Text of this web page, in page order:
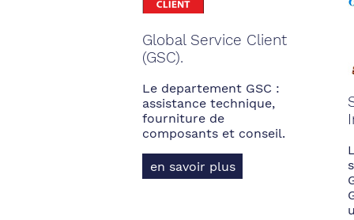
Global Service Client
(GSC).
Le departement GSC :
assistance technique,
fourniture de
composants et conseil.
en savoir plus